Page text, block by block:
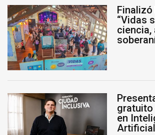
“Vidas
ciencia,
en
Artificial